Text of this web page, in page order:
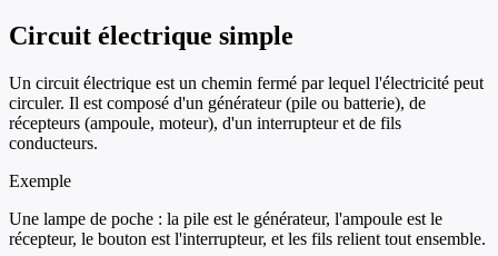
Circuit électrique simple
Un circuit électrique est un chemin fermé par lequel l'électricité peut
circuler. Il est composé d'un générateur (pile ou batterie), de
récepteurs (ampoule, moteur), d'un interrupteur et de fils
conducteurs.
Exemple
Une lampe de poche : la pile est le générateur, l'ampoule est le
récepteur, le bouton est l'interrupteur, et les fils relient tout ensemble.